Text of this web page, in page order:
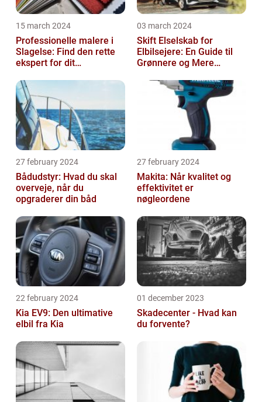
15 march 2024
Professionelle malere i
Slagelse: Find den rette
ekspert for dit
03 march 2024
Skift Elselskab for
Elbilsejere: En Guide til
Grønnere og Mere
27 february 2024
Bådudstyr: Hvad du skal
overveje, når du
opgraderer din båd
27 february 2024
Makita: Når kvalitet og
effektivitet er
nøgleordene
22 february 2024
Kia EV9: Den ultimative
elbil fra Kia
01 december 2023
Skadecenter - Hvad kan
du forvente?